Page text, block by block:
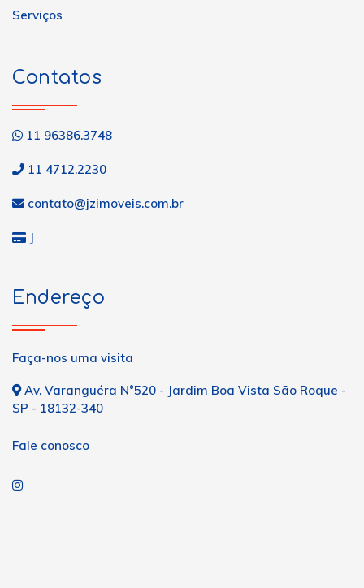
Serviços
Contatos
11 96386.3748
11 4712.2230
contato@jzimoveis.com.br
J
Endereço
Faça-nos uma visita
Av. Varanguéra N°520 - Jardim Boa Vista São Roque -
SP - 18132-340
Fale conosco